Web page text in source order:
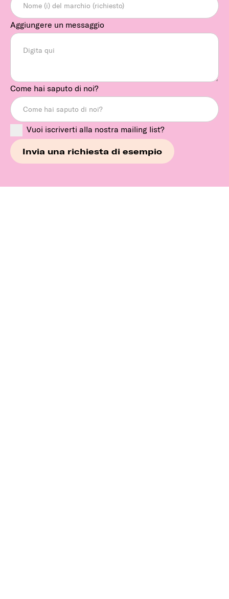
Aggiungere un messaggio
Come hai saputo di noi?
Vuoi iscriverti alla nostra mailing list?